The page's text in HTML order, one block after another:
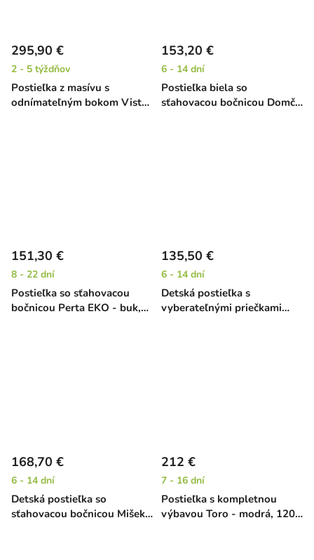
Postieľka z masívu s
odnímateľným bokom Vista
295,90 €
2 - 5 týždňov
Postieľka biela so
sťahovacou bočnicou Domčo
153,20 €
6 - 14 dní
Postieľka so sťahovacou
bočnicou Perta EKO - buk,
151,30 €
8 - 22 dní
Detská postieľka s
vyberateľnými priečkami
135,50 €
6 - 14 dní
Detská postieľka so
sťahovacou bočnicou Mišek -
168,70 €
6 - 14 dní
Postieľka s kompletnou
výbavou Toro - modrá, 120
212 €
7 - 16 dní